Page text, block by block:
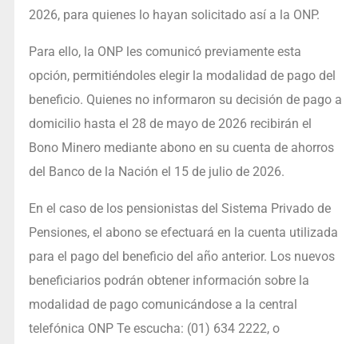
2026, para quienes lo hayan solicitado así a la ONP.
Para ello, la ONP les comunicó previamente esta
opción, permitiéndoles elegir la modalidad de pago del
beneficio. Quienes no informaron su decisión de pago a
domicilio hasta el 28 de mayo de 2026 recibirán el
Bono Minero mediante abono en su cuenta de ahorros
del Banco de la Nación el 15 de julio de 2026.
En el caso de los pensionistas del Sistema Privado de
Pensiones, el abono se efectuará en la cuenta utilizada
para el pago del beneficio del año anterior. Los nuevos
beneficiarios podrán obtener información sobre la
modalidad de pago comunicándose a la central
telefónica ONP Te escucha: (01) 634 2222, o